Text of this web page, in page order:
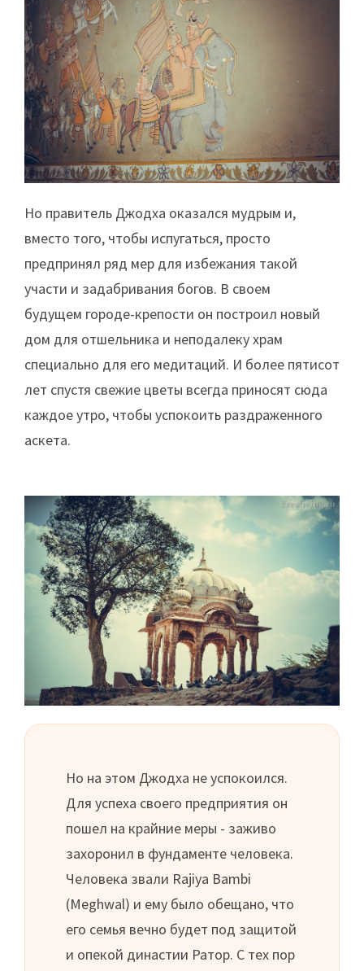
Но правитель Джодха оказался мудрым и,
вместо того, чтобы испугаться, просто
предпринял ряд мер для избежания такой
участи и задабривания богов. В своем
будущем городе-крепости он построил новый
дом для отшельника и неподалеку храм
специально для его медитаций. И более пятисот
лет спустя свежие цветы всегда приносят сюда
каждое утро, чтобы успокоить раздраженного
аскета.
Но на этом Джодха не успокоился.
Для успеха своего предприятия он
пошел на крайние меры - заживо
захоронил в фундаменте человека.
Человека звали Rajiya Bambi
(Meghwal) и ему было обещано, что
его семья вечно будет под защитой
и опекой династии Ратор. С тех пор